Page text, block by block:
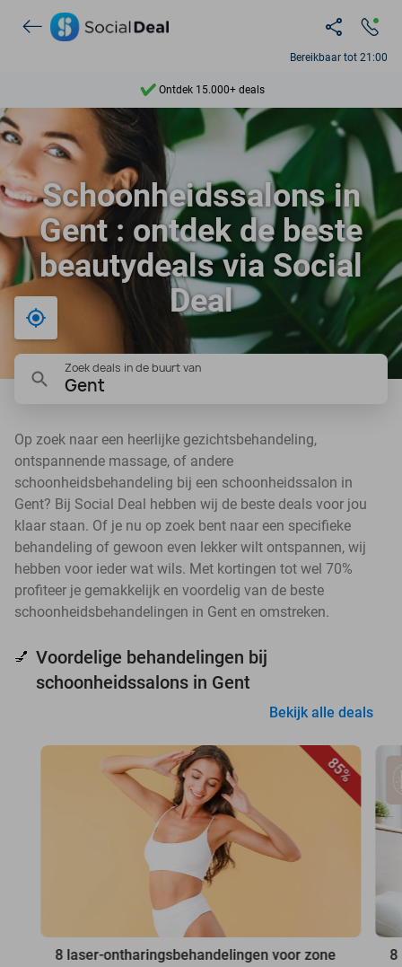
Bereikbaar tot 21:00
Ontdek 15.000+ deals
7 dagen per week beschikbaar
9,4
Ontdek 15.000+ deals
Schoonheidssalons in
Gent : ontdek de beste
beautydeals via Social
Deal
Bij mij in de buurt
Zoek deals in de buurt van
Gent
Op zoek naar een heerlijke gezichtsbehandeling,
ontspannende massage, of andere
schoonheidsbehandeling bij een schoonheidssalon in
Gent? Bij Social Deal hebben wij de beste deals voor jou
klaar staan. Of je nu op zoek bent naar een specifieke
behandeling of gewoon even lekker wilt ontspannen, wij
hebben voor ieder wat wils. Met kortingen tot wel 70%
profiteer je gemakkelijk en voordelig van de beste
schoonheidsbehandelingen in Gent en omstreken.
💅 Voordelige behandelingen bij
schoonheidssalons in Gent
Bekijk alle deals
85%
8 laser-ontharingsbehandelingen voor zone
8